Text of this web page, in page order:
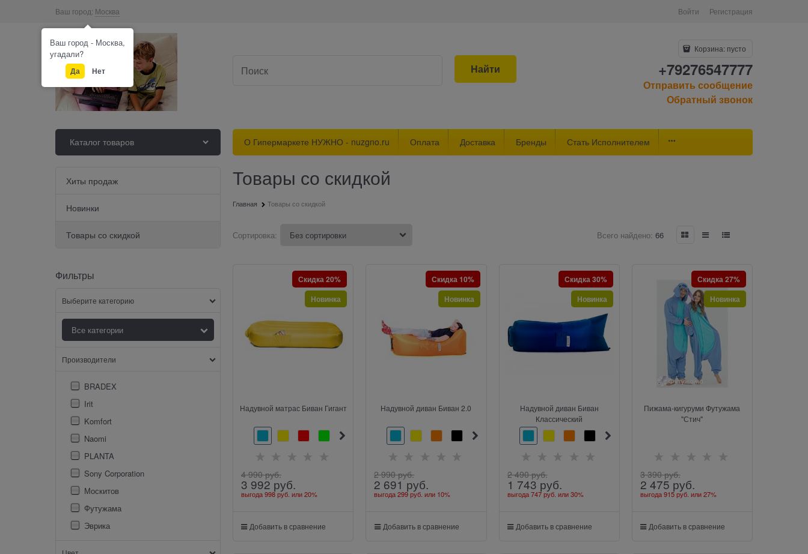
Ваш город: Москва Войти Регистрация
Найти
Корзина: пусто
+79276547777
Отправить сообщение
Обратный звонок
Каталог товаров О Гипермаркете НУЖНО - nuzgno.ru Оплата Доставка Бренды Стать Исполнителем
Хиты продаж
Новинки
Товары со скидкой
Фильтры
Выберите категорию
Производители
BRADEX
Irit
Komfort
Naomi
PLANTA
Sony Corporation
Москитов
Футужама
Эврика
Найдено товаров: Товары со скидкой
Главная Товары со скидкой
Сортировка: Всего найдено: 66
Надувной матрас Биван Гигант
Скидка 20%
Новинка
4 990 руб.
3 992 руб.
выгода998 руб. или20%
Добавить в сравнение
Надувной диван Биван 2.0
Скидка 10%
Новинка
2 990 руб.
2 691 руб.
выгода299 руб. или 10%
Добавить в сравнение
Надувной диван Биван
Классический
Скидка 30%
Новинка
2 490 руб.
1 743 руб.
выгода747 руб. или30%
Добавить в сравнение
Пижама-кигуруми Футужама
"Стич"
Скидка 27%
Новинка
3 390 руб.
2 475 руб.
выгода915 руб. или27%
Добавить в сравнение
Ваш город - Москва,
угадали?
Да Нет